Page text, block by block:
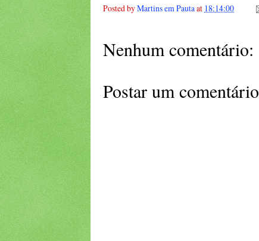
Posted byMartins em Pauta at 18:14:00
Nenhum comentário:
Postar um comentário